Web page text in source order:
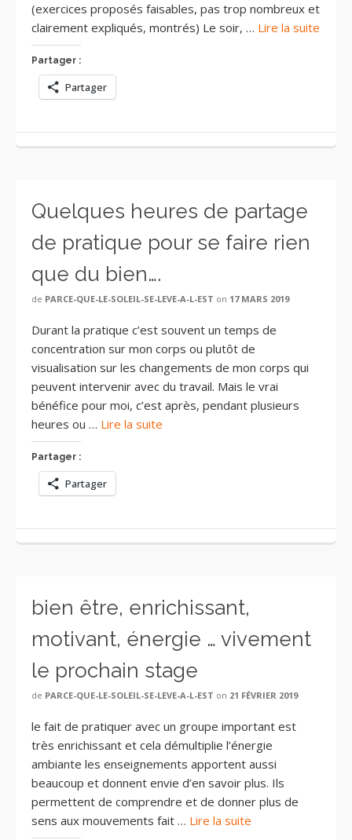
(exercices proposés faisables, pas trop nombreux et
clairement expliqués, montrés) Le soir, … Lire la suite
Partager :
Partager
Quelques heures de partage
de pratique pour se faire rien
que du bien….
de PARCE-QUE-LE-SOLEIL-SE-LEVE-A-L-EST on 17 MARS 2019
Durant la pratique c’est souvent un temps de
concentration sur mon corps ou plutôt de
visualisation sur les changements de mon corps qui
peuvent intervenir avec du travail. Mais le vrai
bénéfice pour moi, c’est après, pendant plusieurs
heures ou … Lire la suite
Partager :
Partager
bien être, enrichissant,
motivant, énergie … vivement
le prochain stage
de PARCE-QUE-LE-SOLEIL-SE-LEVE-A-L-EST on 21 FÉVRIER 2019
le fait de pratiquer avec un groupe important est
très enrichissant et cela démultiplie l’énergie
ambiante les enseignements apportent aussi
beaucoup et donnent envie d’en savoir plus. Ils
permettent de comprendre et de donner plus de
sens aux mouvements fait … Lire la suite